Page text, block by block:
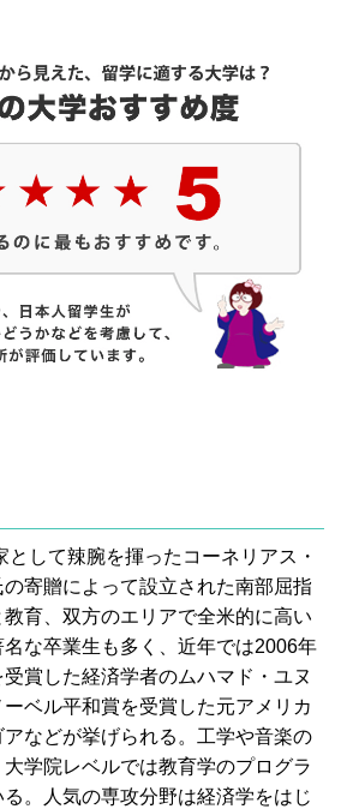
として辣腕を揮ったコーネリアス・
寄贈によって設立された南部屈指
育、双方のエリアで全米的に高い
な卒業生も多く、近年では2006年
賞した経済学者のムハマド・ユヌ
ベル平和賞を受賞した元アメリカ
などが挙げられる。工学や音楽の
学院レベルでは教育学のプログラ
。人気の専攻分野は経済学をはじ